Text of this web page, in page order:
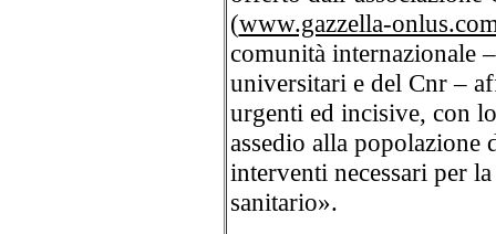
(www.gazzella-
comunità internazionale
universitari e del Cnr –
urgenti ed incisive, con
assedio alla popolazione
interventi necessari per
sanitario».